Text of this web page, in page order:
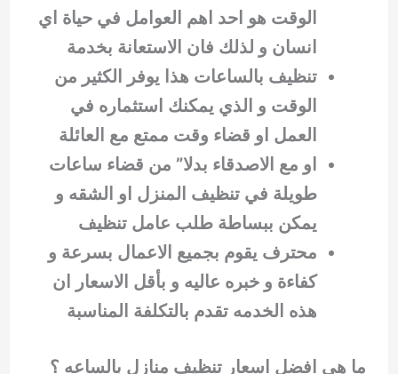
الوقت هو احد اهم العوامل في حياة اي
انسان و لذلك فان الاستعانة بخدمة
تنظيف بالساعات هذا يوفر الكثير من
الوقت و الذي يمكنك استثماره في
العمل او قضاء وقت ممتع مع العائلة
او مع الاصدقاء بدلا” من قضاء ساعات
طويلة في تنظيف المنزل او الشقه و
يمكن ببساطة طلب عامل تنظيف
محترف يقوم بجميع الاعمال بسرعة و
كفاءة و خبره عاليه و بأقل الاسعار ان
هذه الخدمه تقدم بالتكلفة المناسبة
ما هي افضل اسعار تنظيف منازل بالساعه ؟